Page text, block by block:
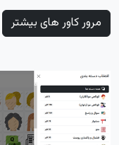
مرور کاور های بیشتر